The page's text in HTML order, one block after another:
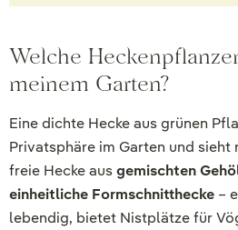
Welche
meinem Garten?
Eine dichte Hecke aus grünen
Privatsphäre im Garten und sieht
freie Hecke ausgemischten
einheitliche Formschnitthecke –
lebendig, bietet Nistplätze für